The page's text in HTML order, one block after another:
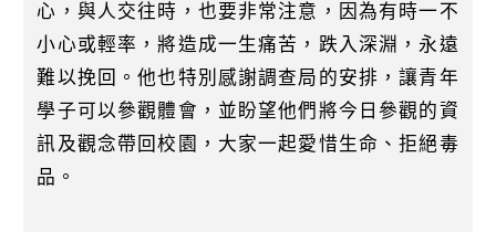
心，與人交往時，也要非常注意，因為有時一不
小心或輕率，將造成一生痛苦，跌入深淵，永遠
難以挽回。他也特別感謝調查局的安排，讓青年
學子可以參觀體會，並盼望他們將今日參觀的資
訊及觀念帶回校園，大家一起愛惜生命、拒絕毒
品。